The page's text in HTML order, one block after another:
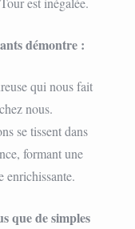
démontre :
qui nous fait
nous.
se tissent dans
formant une
enrichissante.
que de simples